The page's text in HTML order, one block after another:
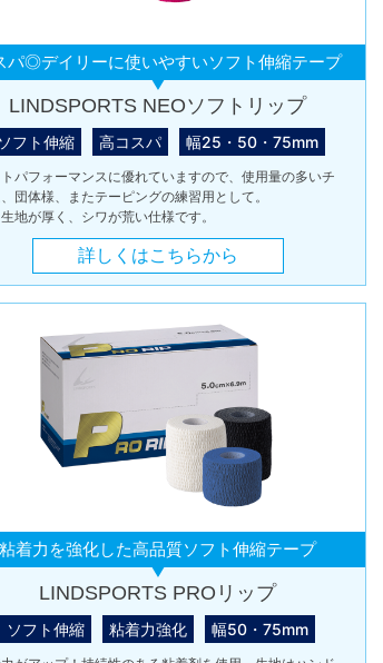
パ◎デイリーに使いやすいソフト伸縮テープ
LINDSPORTS NEOソフトリップ
フト伸縮 高コスパ 幅25・50・75mm
パフォーマンスに優れていますので、使用量の多いチ
団体様、またテーピングの練習用として。
地が厚く、シワが荒い仕様です。
詳しくはこちらから
粘着力を強化した高品質ソフト伸縮テープ
LINDSPORTS PROリップ
ソフト伸縮 粘着力強化 幅50・75mm